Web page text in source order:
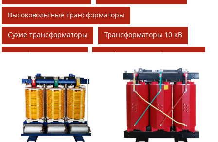
Высоковольтные трансформаторы
Сухие трансформаторы Трансформаторы 10 кВ
Трансформаторы 6 кВ Трехфазные трансформаторы
250 кВА 400 кВА 800 кВА
1000 кВА 1250 кВА 2500 кВА